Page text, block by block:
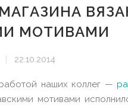
МОТИВАМИ
22.10.2014
наших коллег —
мотивами